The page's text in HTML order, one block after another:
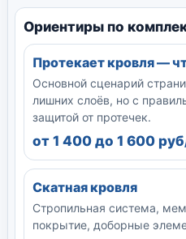
Ориентиры по
Протекает кровля —
Основной сценарий
лишних слоёв, но с
защитой от протечек.
от 1 400 до 1 600
Скатная кровля
Стропильная система,
покрытие, доборные